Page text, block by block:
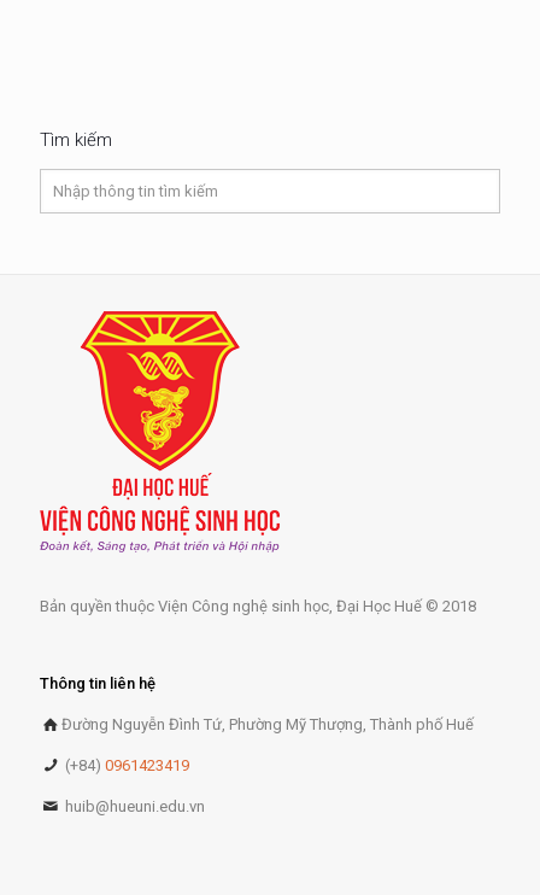
Tìm kiếm
Bản quyền thuộc Viện Công nghệ sinh học, Đại Học Huế © 2018
Thông tin liên hệ
Đường Nguyễn Đình Tứ, Phường Mỹ Thượng, Thành phố Huế
(+84)0961423419
huib@hueuni.edu.vn